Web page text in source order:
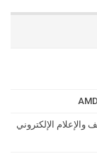
الإلكتروني